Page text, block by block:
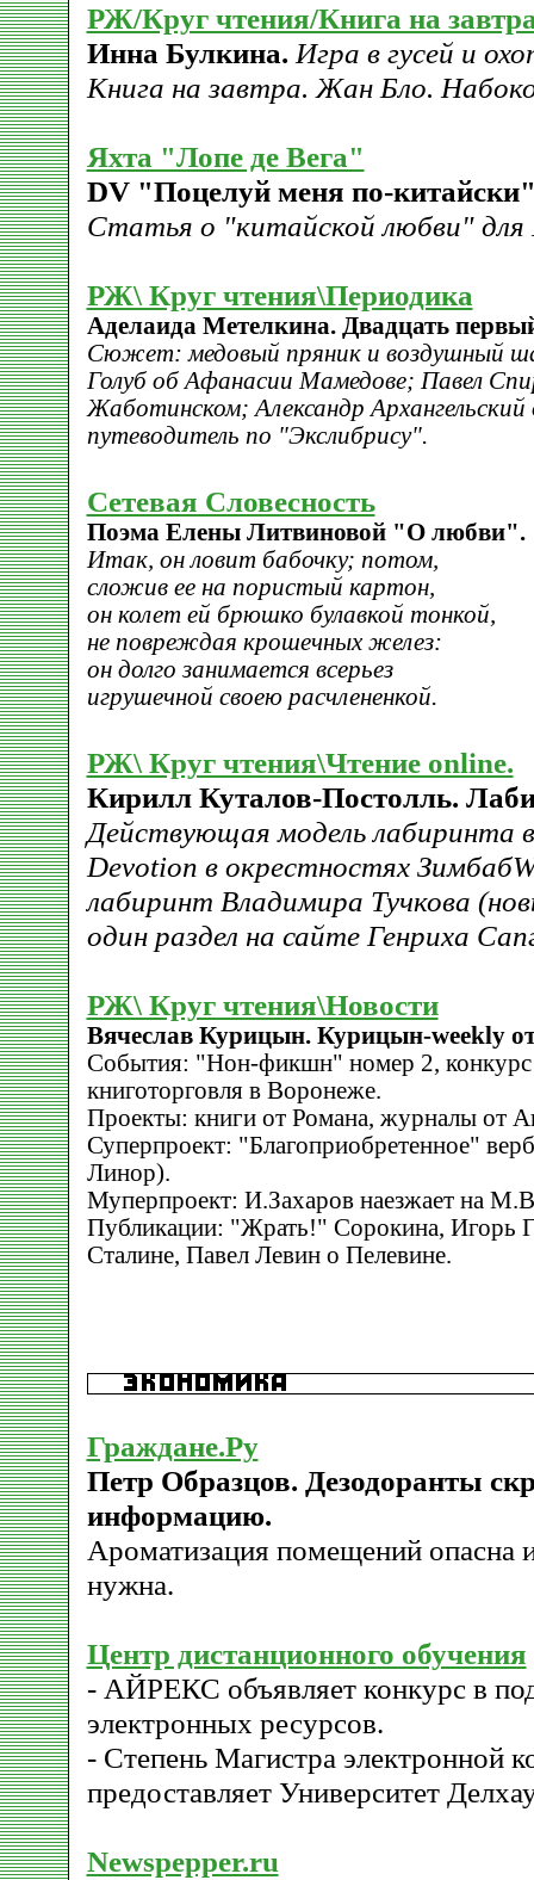
РЖ/Круг чтения/Книга на
Инна Булкина. Игра в гусей и
Книга на завтра. Жан Бло.
Яхта "Лопе де Вега"
DV "Поцелуй меня по-
Статья о "китайской любви" для
РЖ\ Круг чтения\Периодика
Аделаида Метелкина. Двадцать
Сюжет: медовый пряник и воздушный
Голуб об Афанасии Мамедове; Павел
Жаботинском; Александр
путеводитель по "Экслибрису".
Сетевая Словесность
Поэма Елены Литвиновой "О любви".
Итак, он ловит бабочку; потом,
сложив ее на пористый картон,
он колет ей брюшко булавкой тонкой,
не повреждая крошечных желез:
он долго занимается всерьез
игрушечной своею расчлененкой.
РЖ\ Круг чтения\Чтение online.
Кирилл Куталов-Постолль.
Действующая модель лабиринта
Devotion в окрестностях
лабиринт Владимира Тучкова
один раздел на сайте Генриха
РЖ\ Круг чтения\Новости
Вячеслав Курицын. Курицын-weekly
События: "Нон-фикшн" номер 2, конкурс
книготорговля в Воронеже.
Проекты: книги от Романа, журналы от
Суперпроект: "Благоприобретенное"
Линор).
Муперпроект: И.Захаров наезжает на
Публикации: "Жрать!" Сорокина, Игорь
Сталине, Павел Левин о Пелевине.
Граждане.Ру
Петр Образцов. Дезодоранты
информацию.
Ароматизация помещений опасна
нужна.
Центр дистанционного обучения
- АЙРЕКС объявляет конкурс в
электронных ресурсов.
- Степень Магистра электронной
предоставляет Университет
Newspepper.ru